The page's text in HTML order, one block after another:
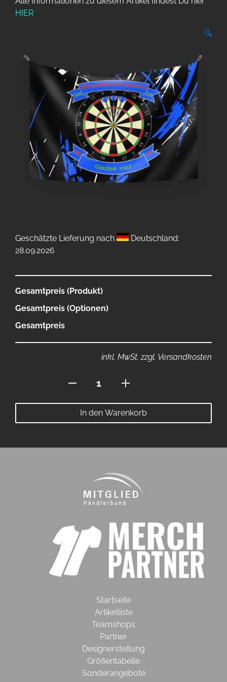
HIER
🔍
Geschätzte Lieferung nach
Deutschland:
28.09.2026
Gesamtpreis (Produkt)
Gesamtpreis (Optionen)
Gesamtpreis
inkl. MwSt. zzgl. Versandkosten
120x80cm
Menge
In den Warenkorb
Startseite
Artikelliste
Teamshops
Partner
Designerstellung
Größentabelle
Sonderangebote